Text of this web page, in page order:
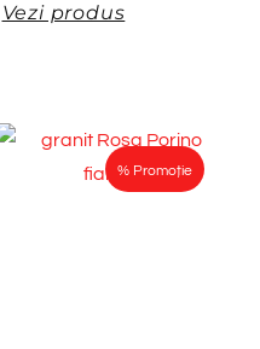
Vezi produs
% Promoție